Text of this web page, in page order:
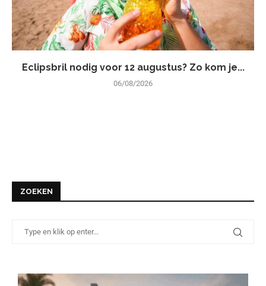
Eclipsbril nodig voor 12 augustus? Zo kom je...
06/08/2026
ZOEKEN